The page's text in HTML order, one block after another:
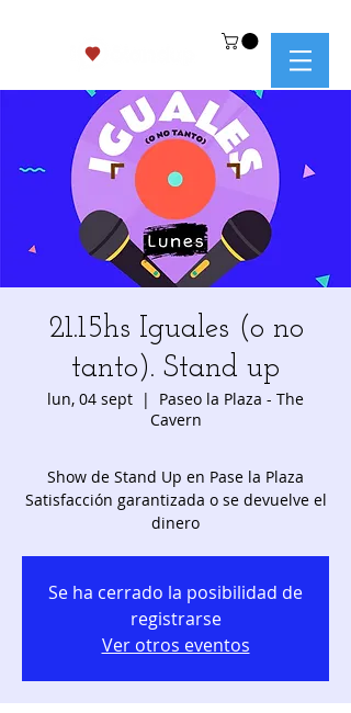
21.15hs Iguales (o no
tanto). Stand up
lun, 04 sept
  |
Paseo la Plaza - The
Cavern
Show de Stand Up en Pase la Plaza
Satisfacción garantizada o se devuelve el
dinero
Se ha cerrado la posibilidad de
registrarse
Ver otros eventos